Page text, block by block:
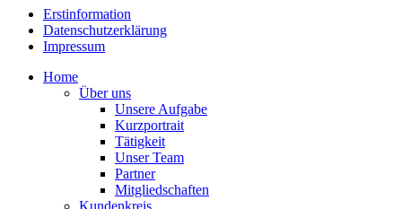
Erstinformation
Datenschutzerklärung
Impressum
Home
Über uns
Unsere Aufgabe
Kurzportrait
Tätigkeit
Unser Team
Partner
Mitgliedschaften
Kundenkreis